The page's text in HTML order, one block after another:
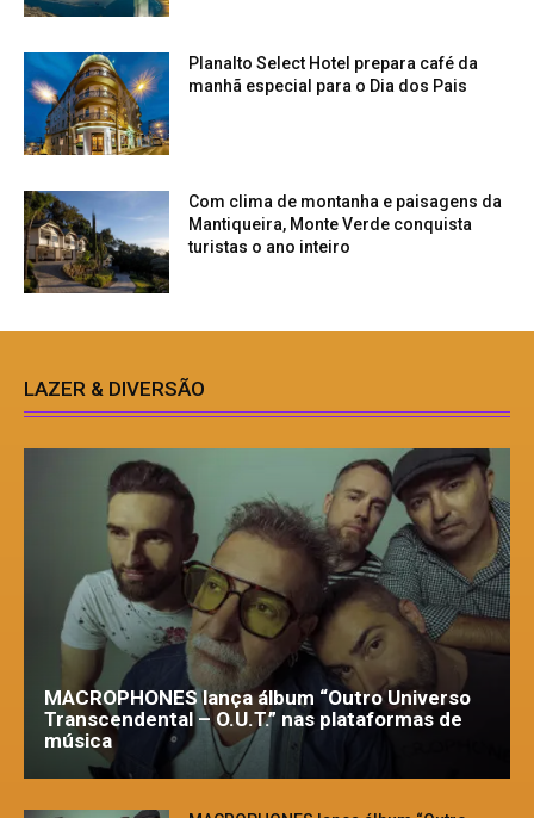
Planalto Select Hotel prepara café da
manhã especial para o Dia dos Pais
Com clima de montanha e paisagens da
Mantiqueira, Monte Verde conquista
turistas o ano inteiro
LAZER & DIVERSÃO
MACROPHONES lança álbum “Outro Universo
Transcendental – O.U.T.” nas plataformas de
música